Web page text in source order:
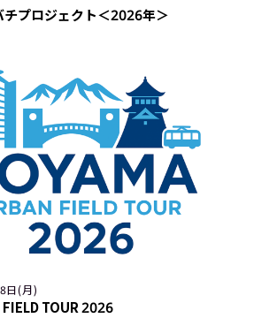
プロジェクト＜2026年＞
日(月)
TOUR 2026